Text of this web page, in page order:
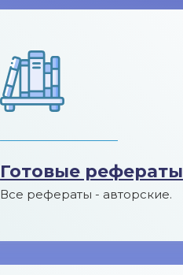
Готовые рефераты
Все рефераты - авторские.